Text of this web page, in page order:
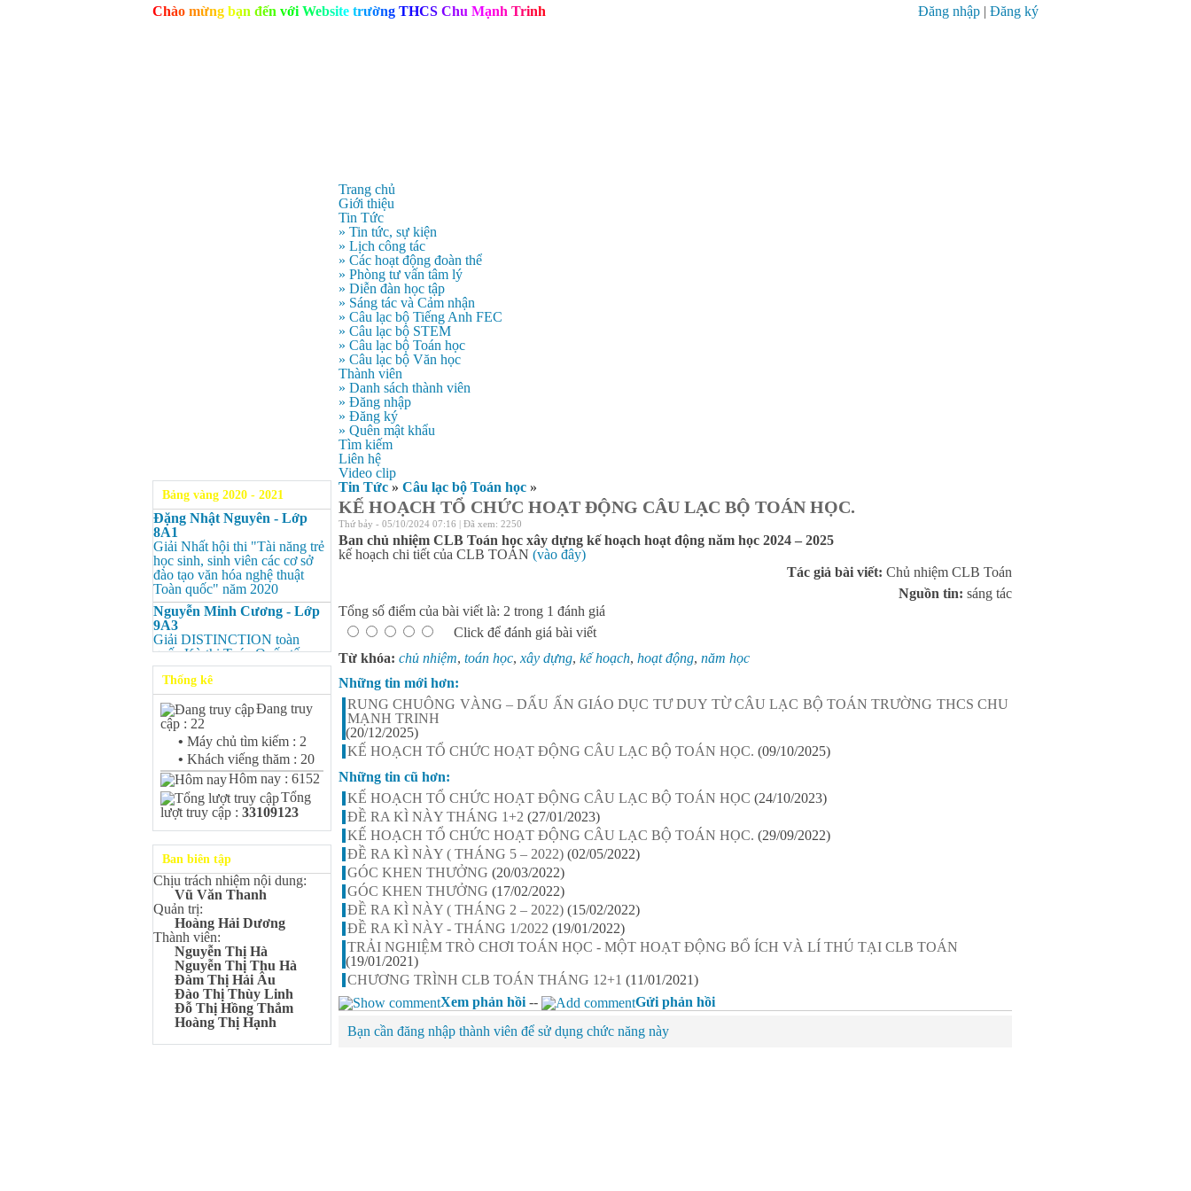
Chào mừng bạn đến với Website trường THCS Chu Mạnh Trinh Đăng nhập | Đăng ký
Trang chủ
Giới thiệu
Tin Tức
» Tin tức, sự kiện
» Lịch công tác
» Các hoạt động đoàn thể
» Phòng tư vấn tâm lý
» Diễn đàn học tập
» Sáng tác và Cảm nhận
» Câu lạc bộ Tiếng Anh FEC
» Câu lạc bộ STEM
» Câu lạc bộ Toán học
» Câu lạc bộ Văn học
Thành viên
» Danh sách thành viên
» Đăng nhập
» Đăng ký
» Quên mật khẩu
Tìm kiếm
Liên hệ
Video clip
Bảng vàng 2020 - 2021
Đặng Nhật Nguyên - Lớp
8A1
Giải Nhất hội thi "Tài năng trẻ
học sinh, sinh viên các cơ sở
đào tạo văn hóa nghệ thuật
Toàn quốc" năm 2020
Nguyễn Minh Cương - Lớp
9A3
Giải DISTINCTION toàn
quốc Kỳ thi Toán Quốc tế
Kangaroo – IKMC 2020
Nguyễn Minh Cương - Lớp
9A3
Giải Ba kỳ thi chọn HSG cấp
tỉnh môn Toán.
Bùi Quang Minh - Lớp 9A3
Giải DISTINCTION Toàn
quốc Kỳ thi Toán Quốc tế
Kangaroo – IKMC 2020
Bùi Quang Minh - Lớp 9A3
Giải Ba kỳ thi chọn HSG cấp
tỉnh môn Toán.
Đinh Anh Thư - Lớp 9A3
Giải Nhì kỳ thi chọn HSG cấp
tỉnh môn Sinh học.
Chu Quang Lượng - Lớp
9A3
Giải Ba kỳ thi chọn HSG cấp
tỉnh môn Toán.
Lê Minh Chiến- Lớp 9A3
Giải Ba kỳ thi chọn HSG cấp
tỉnh môn Sinh học.
Giải Ba kỳ thi chọn HSG cấp
Thống kê
Đang truy
cập : 22
• Máy chủ tìm kiếm : 2
• Khách viếng thăm : 20
Hôm nay : 6152
Tổng
lượt truy cập : 33109123
Ban biên tập
Chịu trách nhiệm nội dung:
Vũ Văn Thanh
Quản trị:
Hoàng Hải Dương
Thành viên:
Nguyễn Thị Hà
Nguyễn Thị Thu Hà
Đàm Thị Hải Âu
Đào Thị Thùy Linh
Đỗ Thị Hồng Thắm
Hoàng Thị Hạnh
Tin Tức » Câu lạc bộ Toán học »
KẾ HOẠCH TỔ CHỨC HOẠT ĐỘNG CÂU LẠC BỘ TOÁN HỌC.
Thứ bảy - 05/10/2024 07:16 | Đã xem: 2250
Ban chủ nhiệm CLB Toán học xây dựng kế hoạch hoạt động năm học 2024 – 2025
kế hoạch chi tiết của CLB TOÁN (vào đây)
Tác giả bài viết: Chủ nhiệm CLB Toán
Nguồn tin: sáng tác
Tổng số điểm của bài viết là: 2 trong 1 đánh giá
Click để đánh giá bài viết
Từ khóa: chủ nhiệm, toán học, xây dựng, kế hoạch, hoạt động, năm học
Những tin mới hơn:
RUNG CHUÔNG VÀNG – DẤU ẤN GIÁO DỤC TƯ DUY TỪ CÂU LẠC BỘ TOÁN TRƯỜNG THCS CHU
MẠNH TRINH
(20/12/2025)
KẾ HOẠCH TỔ CHỨC HOẠT ĐỘNG CÂU LẠC BỘ TOÁN HỌC. (09/10/2025)
Những tin cũ hơn:
KẾ HOẠCH TỔ CHỨC HOẠT ĐỘNG CÂU LẠC BỘ TOÁN HỌC (24/10/2023)
ĐỀ RA KÌ NÀY THÁNG 1+2 (27/01/2023)
KẾ HOẠCH TỔ CHỨC HOẠT ĐỘNG CÂU LẠC BỘ TOÁN HỌC. (29/09/2022)
ĐỀ RA KÌ NÀY ( THÁNG 5 – 2022) (02/05/2022)
GÓC KHEN THƯỞNG (20/03/2022)
GÓC KHEN THƯỞNG (17/02/2022)
ĐỀ RA KÌ NÀY ( THÁNG 2 – 2022) (15/02/2022)
ĐỀ RA KÌ NÀY - THÁNG 1/2022 (19/01/2022)
TRẢI NGHIỆM TRÒ CHƠI TOÁN HỌC - MỘT HOẠT ĐỘNG BỔ ÍCH VÀ LÍ THÚ TẠI CLB TOÁN
(19/01/2021)
CHƯƠNG TRÌNH CLB TOÁN THÁNG 12+1 (11/01/2021)
Xem phản hồi --
Gửi phản hồi
Bạn cần đăng nhập thành viên để sử dụng chức năng này